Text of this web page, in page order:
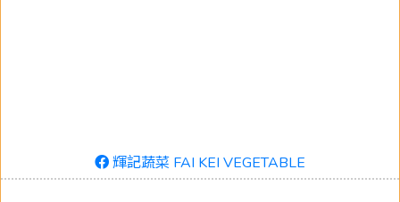
輝記蔬菜 FAI KEI VEGETABLE